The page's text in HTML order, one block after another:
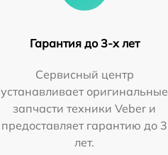
Гарантия до 3-х лет
Сервисный центр
устанавливает оригинальные
запчасти техники Veber и
предоставляет гарантию до 3
лет.